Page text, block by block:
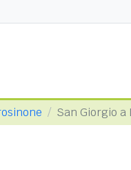
San Giorgio a